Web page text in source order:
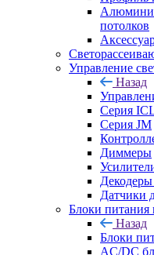
потолков
Управление
Назад
Серия
Серия JM
Диммеры
Датчики
Блоки питания
Назад
Блоки
AC/DC